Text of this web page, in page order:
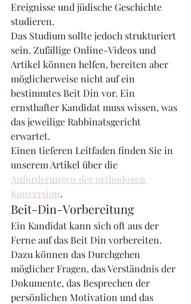
Ereignisse und jüdische Geschichte
studieren.
Das Studium sollte jedoch strukturiert
sein. Zufällige Online-Videos und
Artikel können helfen, bereiten aber
möglicherweise nicht auf ein
bestimmtes Beit Din vor. Ein
ernsthafter Kandidat muss wissen, was
das jeweilige Rabbinatsgericht
erwartet.
Einen tieferen Leitfaden finden Sie in
unserem Artikel über die
Anforderungen der orthodoxen
Konversion.
Beit-Din-Vorbereitung
Ein Kandidat kann sich oft aus der
Ferne auf das Beit Din vorbereiten.
Dazu können das Durchgehen
möglicher Fragen, das Verständnis der
Dokumente, das Besprechen der
persönlichen Motivation und das